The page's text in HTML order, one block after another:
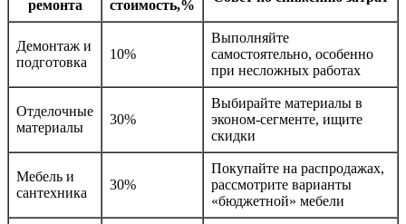
ремонта стоимость,%
Демонтаж и
подготовка
10%
Выполняйте
самостоятельно, особенно
при несложных работах
Отделочные
материалы
30%
Выбирайте материалы в
эконом-сегменте, ищите
скидки
Мебель и
сантехника
30%
Покупайте на распродажах,
рассмотрите варианты
«бюджетной» мебели